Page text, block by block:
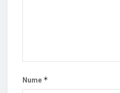
Nume *